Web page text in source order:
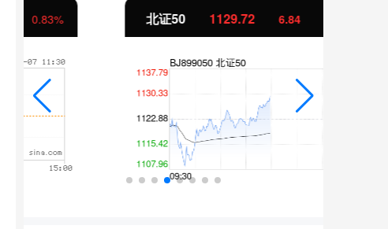
1129.72 6.84 0.61%